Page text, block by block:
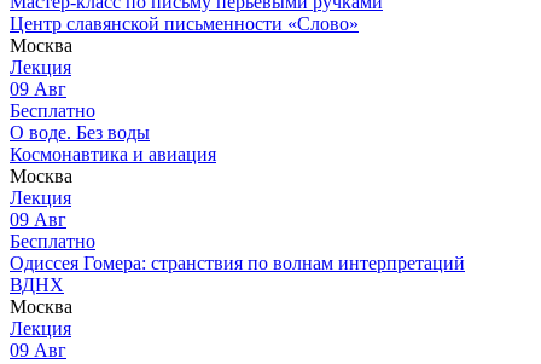
Центр славянской письменности «Слово»
Москва
Лекция
09 Авг
Бесплатно
О воде. Без воды
Космонавтика и авиация
Москва
Лекция
09 Авг
Бесплатно
Одиссея Гомера: странствия по волнам интерпретаций
ВДНХ
Москва
Лекция
09 Авг